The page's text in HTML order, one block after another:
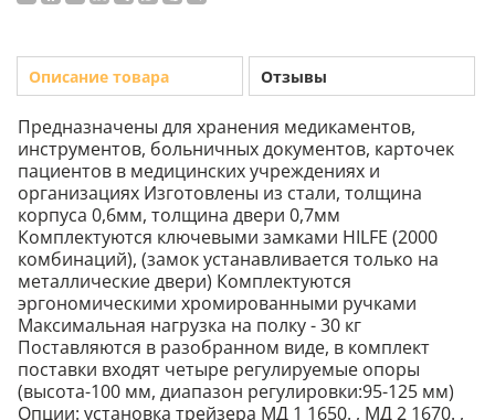
Описание товара Отзывы
Предназначены для хранения медикаментов,
инструментов, больничных документов, карточек
пациентов в медицинских учреждениях и
организациях Изготовлены из стали, толщина
корпуса 0,6мм, толщина двери 0,7мм
Комплектуются ключевыми замками HILFE (2000
комбинаций), (замок устанавливается только на
металлические двери) Комплектуются
эргономическими хромированными ручками
Максимальная нагрузка на полку - 30 кг
Поставляются в разобранном виде, в комплект
поставки входят четыре регулируемые опоры
(высота-100 мм, диапазон регулировки:95-125 мм)
Опции: установка трейзера МД 1 1650. , МД 2 1670. ,